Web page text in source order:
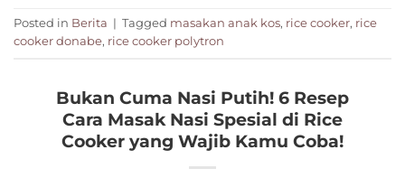
Posted in Berita | Tagged masakan anak kos, rice cooker, rice
cooker donabe, rice cooker polytron
Bukan Cuma Nasi Putih! 6 Resep
Cara Masak Nasi Spesial di Rice
Cooker yang Wajib Kamu Coba!